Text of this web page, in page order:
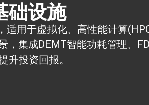
础设施
适用于虚拟化、高性能计算
，集成DEMT智能功耗管理、
升投资回报。